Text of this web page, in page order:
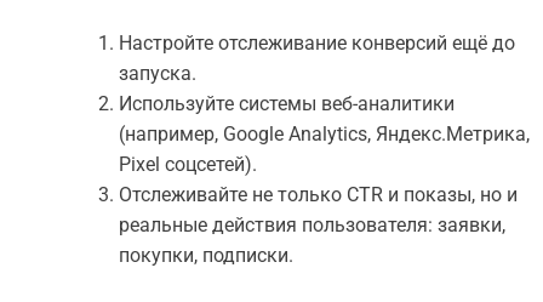
Настройте отслеживание конверсий ещё до
запуска.
Используйте системы веб-аналитики
(например, Google Analytics, Яндекс.Метрика,
Pixel соцсетей).
Отслеживайте не только CTR и показы, но и
реальные действия пользователя: заявки,
покупки, подписки.